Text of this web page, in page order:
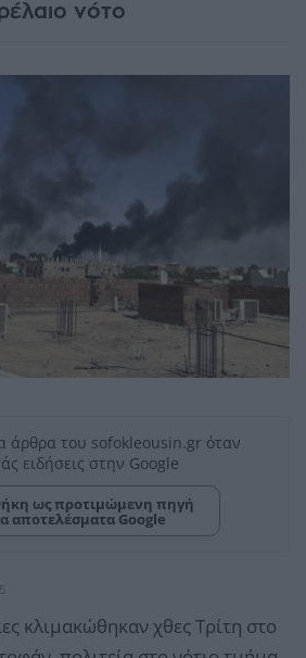
νότο
άρθρα του sofokleousin.gr όταν
ειδήσεις στην Google
ως προτιμώμενη πηγή
αποτελέσματα Google
κλιμακώθηκαν χθες Τρίτη στο